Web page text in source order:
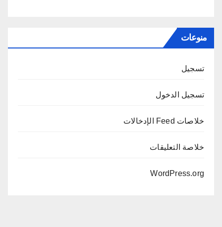
منوعات
تسجيل
تسجيل الدخول
خلاصات Feed الإدخالات
خلاصة التعليقات
WordPress.org